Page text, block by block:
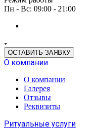
Пн - Вс: 09:00 - 21:00
ОСТАВИТЬ ЗАЯВКУ
О компании
О компании
Галерея
Отзывы
Реквизиты
Ритуальные услуги